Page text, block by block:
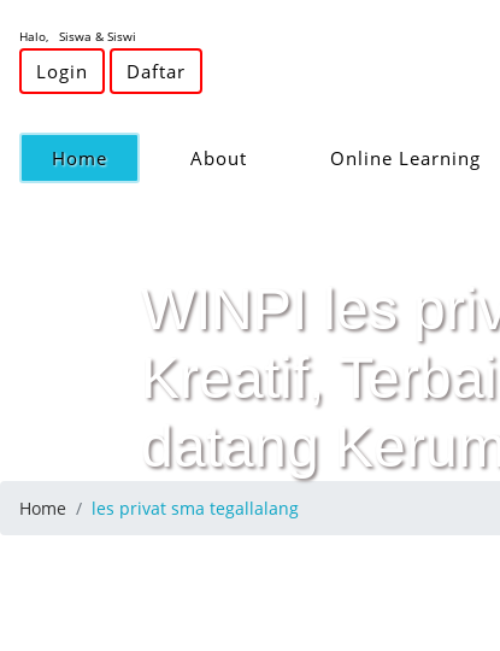
Halo, Siswa & Siswi
Login Daftar
Home(current) About Online Learning
WINPI les
Kreatif,
datang
Home les privat sma tegallalang